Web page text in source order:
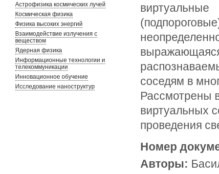
Астрофизика космических лучей
Космическая физика
Физика высоких энергий
Взаимодействие излучения с
веществом
Ядерная физика
Информационные технологии и
телекоммуникации
Инновационное обучение
Исследование наноструктур
виртуальные
соседям в
Рассмотрены
виртуальных
проведения
Номер
Авторы: